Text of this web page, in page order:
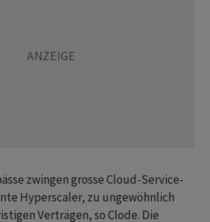
zwingen grosse Cloud-Service-
Hyperscaler, zu ungewöhnlich
Verträgen, so Clode. Die